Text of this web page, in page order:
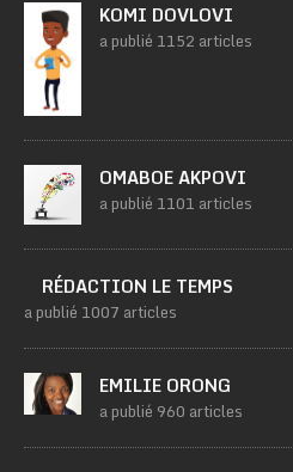
KOMI DOVLOVI
a publié 1152 articles
OMABOE AKPOVI
a publié 1101 articles
RÉDACTION LE TEMPS
a publié 1007 articles
EMILIE ORONG
a publié 960 articles